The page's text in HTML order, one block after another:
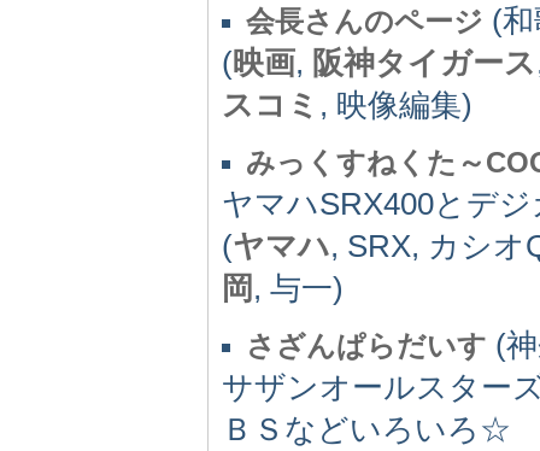
会長さんのページ (
(映画, 阪神タイガース
スコミ , 映像編集)
みっくすねくた～
ヤマハSRX400とデ
(ヤマハ, SRX, カシ
岡 , 与一)
さざんぱらだいす (
サザンオールスター
ＢＳなどいろいろ☆